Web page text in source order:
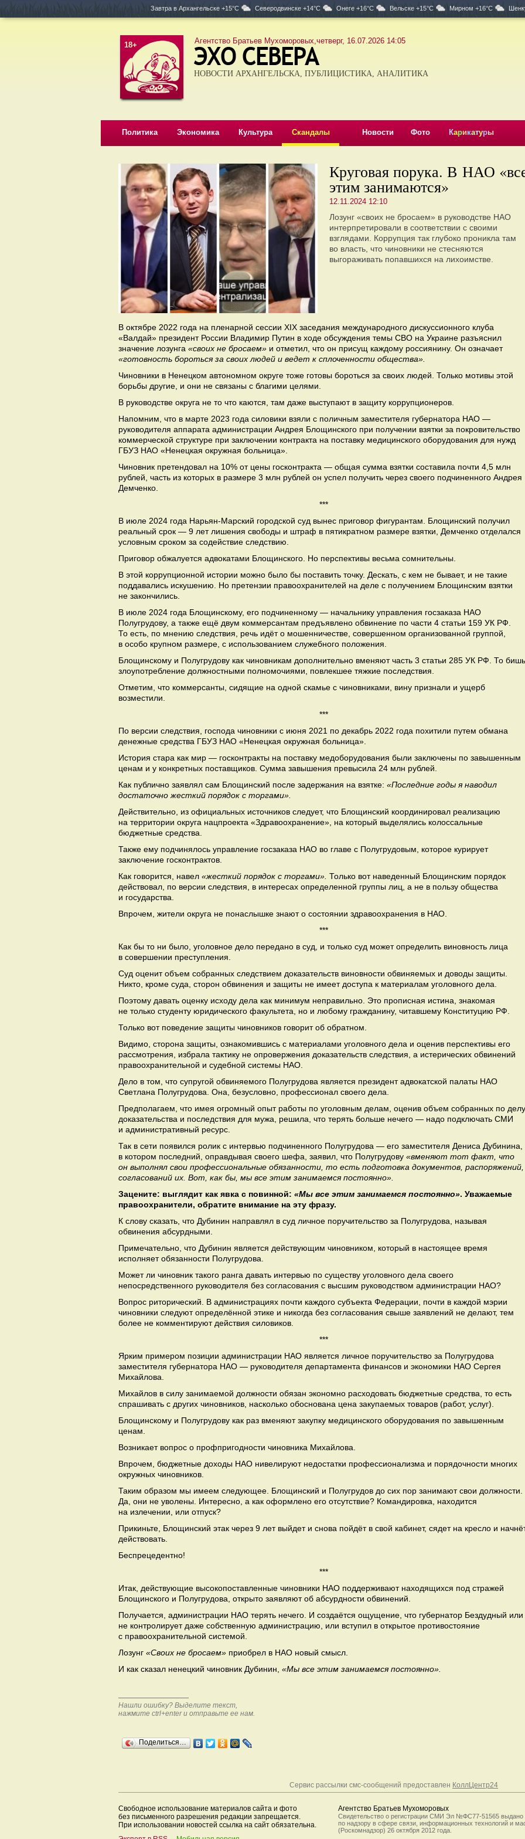
Завтра в Архангельске +15°C Северодвинске +14°C Онеге +16°C Вельске +15°C Мирном +16°C
18+ Агентство Братьев Мухоморовых,четверг, 16.07.2026 14:05
НОВОСТИ АРХАНГЕЛЬСКА, ПУБЛИЦИСТИКА, АНАЛИТИКА
Политика Экономика Культура Скандалы Новости Фото Карикатуры
Круговая порука. В НАО
этим занимаются»
12.11.2024 12:10
Лозунг «своих не бросаем» в руководстве НАО
интерпретировали в соответствии с своими
взглядами. Коррупция так глубоко проникла там
во власть, что чиновники не стесняются
выгораживать попавшихся на лихоимстве.
В октябре 2022 года на пленарной сессии XIX заседания международного дискуссионного клуба
«Валдай» президент России Владимир Путин в ходе обсуждения темы СВО на Украине разъяснил
значение лозунга «своих не бросаем» и отметил, что он присущ каждому россиянину. Он означает
«готовность бороться за своих людей и ведет к сплоченности общества».
Чиновники в Ненецком автономном округе тоже готовы бороться за своих людей. Только мотивы этой
борьбы другие, и они не связаны с благими целями.
В руководстве округа не то что каются, там даже выступают в защиту коррупционеров.
Напомним, что в марте 2023 года силовики взяли с поличным заместителя губернатора НАО —
руководителя аппарата администрации Андрея Блощинского при получении взятки за покровительство
коммерческой структуре при заключении контракта на поставку медицинского оборудования для нужд
ГБУЗ НАО «Ненецкая окружная больница».
Чиновник претендовал на 10% от цены госконтракта — общая сумма взятки составила почти 4,5 млн
рублей, часть из которых в размере 3 млн рублей он успел получить через своего подчиненного Андрея
Демченко.
***
В июле 2024 года Нарьян-Марский городской суд вынес приговор фигурантам. Блощинский получил
реальный срок — 9 лет лишения свободы и штраф в пятикратном размере взятки, Демченко отделался
условным сроком за содействие следствию.
Приговор обжалуется адвокатами Блощинского. Но перспективы весьма сомнительны.
В этой коррупционной истории можно было бы поставить точку. Дескать, с кем не бывает, и не такие
поддавались искушению. Но претензии правоохранителей на деле с получением Блощинским взятки
не закончились.
В июле 2024 года Блощинскому, его подчиненному — начальнику управления госзаказа НАО
Полугрудову, а также ещё двум коммерсантам предъявлено обвинение по части 4 статьи 159 УК РФ.
То есть, по мнению следствия, речь идёт о мошенничестве, совершенном организованной группой,
в особо крупном размере, с использованием служебного положения.
Блощинскому и Полугрудову как чиновникам дополнительно вменяют часть 3 статьи 285 УК РФ. То бишь
злоупотребление должностными полномочиями, повлекшее тяжкие последствия.
Отметим, что коммерсанты, сидящие на одной скамье с чиновниками, вину признали и ущерб
возместили.
***
По версии следствия, господа чиновники с июня 2021 по декабрь 2022 года похитили путем обмана
денежные средства ГБУЗ НАО «Ненецкая окружная больница».
История стара как мир — госконтракты на поставку медоборудования были заключены по завышенным
ценам и у конкретных поставщиков. Сумма завышения превысила 24 млн рублей.
Как публично заявлял сам Блощинский после задержания на взятке: «Последние годы я наводил
достаточно жесткий порядок с торгами».
Действительно, из официальных источников следует, что Блощинский координировал реализацию
на территории округа нацпроекта «Здравоохранение», на который выделялись колоссальные
бюджетные средства.
Также ему подчинялось управление госзаказа НАО во главе с Полугрудовым, которое курирует
заключение госконтрактов.
Как говорится, навел «жесткий порядок с торгами». Только вот наведенный Блощинским порядок
действовал, по версии следствия, в интересах определенной группы лиц, а не в пользу общества
и государства.
Впрочем, жители округа не понаслышке знают о состоянии здравоохранения в НАО.
***
Как бы то ни было, уголовное дело передано в суд, и только суд может определить виновность лица
в совершении преступления.
Суд оценит объем собранных следствием доказательств виновности обвиняемых и доводы защиты.
Никто, кроме суда, сторон обвинения и защиты не имеет доступа к материалам уголовного дела.
Поэтому давать оценку исходу дела как минимум неправильно. Это прописная истина, знакомая
не только студенту юридического факультета, но и любому гражданину, читавшему Конституцию РФ.
Только вот поведение защиты чиновников говорит об обратном.
Видимо, сторона защиты, ознакомившись с материалами уголовного дела и оценив перспективы его
рассмотрения, избрала тактику не опровержения доказательств следствия, а истерических обвинений
правоохранительной и судебной системы НАО.
Дело в том, что супругой обвиняемого Полугрудова является президент адвокатской палаты НАО
Светлана Полугрудова. Она, безусловно, профессионал своего дела.
Предполагаем, что имея огромный опыт работы по уголовным делам, оценив объем собранных по делу
доказательства и последствия для мужа, решила, что терять больше нечего — надо подключать СМИ
и административный ресурс.
Так в сети появился ролик с интервью подчиненного Полугрудова — его заместителя Дениса Дубинина,
в котором последний, оправдывая своего шефа, заявил, что Полугрудову «вменяют тот факт, что
он выполнял свои профессиональные обязанности, то есть подготовка документов, распоряжений,
согласований их. Вот, как бы, мы все этим занимаемся постоянно».
Зацените: выглядит как явка с повинной: «Мы все этим занимаемся постоянно». Уважаемые
правоохранители, обратите внимание на эту фразу.
К слову сказать, что Дубинин направлял в суд личное поручительство за Полугрудова, называя
обвинения абсурдными.
Примечательно, что Дубинин является действующим чиновником, который в настоящее время
исполняет обязанности Полугрудова.
Может ли чиновник такого ранга давать интервью по существу уголовного дела своего
непосредственного руководителя без согласования с высшим руководством администрации НАО?
Вопрос риторический. В администрациях почти каждого субъекта Федерации, почти в каждой мэрии
чиновники следуют определённой этике и никогда без согласования свыше заявлений не делают, тем
более не комментируют действия силовиков.
***
Ярким примером позиции администрации НАО является личное поручительство за Полугрудова
заместителя губернатора НАО — руководителя департамента финансов и экономики НАО Сергея
Михайлова.
Михайлов в силу занимаемой должности обязан экономно расходовать бюджетные средства, то есть
спрашивать с других чиновников, насколько обоснована цена закупаемых товаров (работ, услуг).
Блощинскому и Полугрудову как раз вменяют закупку медицинского оборудования по завышенным
ценам.
Возникает вопрос о профпригодности чиновника Михайлова.
Впрочем, бюджетные доходы НАО нивелируют недостатки профессионализма и порядочности многих
окружных чиновников.
Таким образом мы имеем следующее. Блощинский и Полугрудов до сих пор занимают свои должности.
Да, они не уволены. Интересно, а как оформлено его отсутствие? Командировка, находится
на излечении, или отпуск?
Прикиньте, Блощинский этак через 9 лет выйдет и снова пойдёт в свой кабинет, сядет на кресло и
действовать.
Беспрецедентно!
***
Итак, действующие высокопоставленные чиновники НАО поддерживают находящихся под стражей
Блощинского и Полугрудова, открыто заявляют об абсурдности обвинений.
Получается, администрации НАО терять нечего. И создаётся ощущение, что губернатор Бездудный или
не контролирует даже собственную администрацию, или вступил в открытое противостояние
с правоохранительной системой.
Лозунг «Своих не бросаем» приобрел в НАО новый смысл.
И как сказал ненецкий чиновник Дубинин, «Мы все этим занимаемся постоянно».
Нашли ошибку? Выделите текст,
нажмите ctrl+enter и отправьте ее нам.
Поделиться…
Сервис рассылки смс-сообщений предоставлен КоллЦентр24
Свободное использование материалов сайта и фото
без письменного разрешения редакции запрещается.
При использовании новостей ссылка на сайт обязательна.
Агентство Братьев Мухоморовых
Свидетельство о регистрации СМИ Эл №ФС77-51565 выдано
по надзору в сфере связи, информационных технологий и
(Роскомнадзор) 26 октября 2012 года.